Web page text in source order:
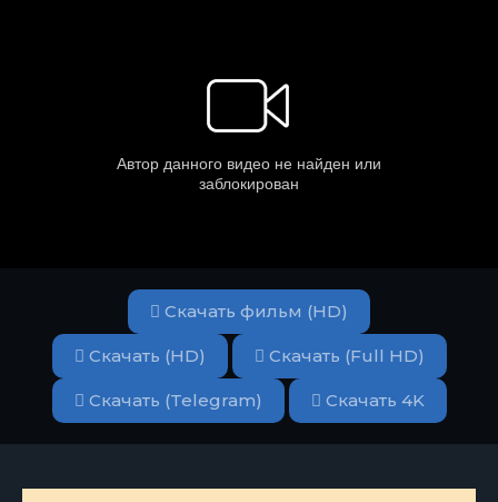
Скачать фильм (HD)
Скачать (HD) Скачать (Full HD)
Скачать (Telegram) Скачать 4K